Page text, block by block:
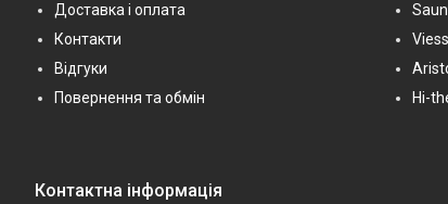
Доставка і оплата
Контакти
Відгуки
Повернення та обмін
Hi-